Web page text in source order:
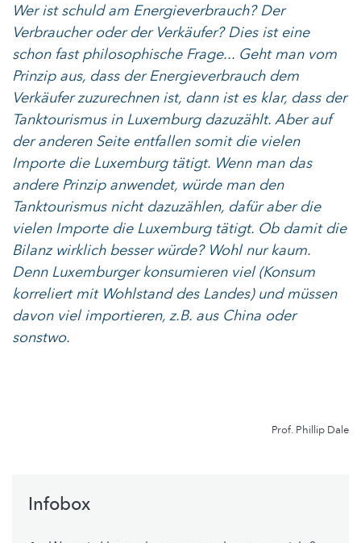
Wer ist schuld am Energieverbrauch? Der
Verbraucher oder der Verkäufer? Dies ist eine
schon fast philosophische Frage... Geht man vom
Prinzip aus, dass der Energieverbrauch dem
Verkäufer zuzurechnen ist, dann ist es klar, dass der
Tanktourismus in Luxemburg dazuzählt. Aber auf
der anderen Seite entfallen somit die vielen
Importe die Luxemburg tätigt. Wenn man das
andere Prinzip anwendet, würde man den
Tanktourismus nicht dazuzählen, dafür aber die
vielen Importe die Luxemburg tätigt. Ob damit die
Bilanz wirklich besser würde? Wohl nur kaum.
Denn Luxemburger konsumieren viel (Konsum
korreliert mit Wohlstand des Landes) und müssen
davon viel importieren, z.B. aus China oder
sonstwo.
Prof. Phillip Dale
Infobox